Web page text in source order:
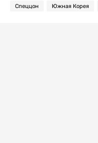
Спеццон Южная Корея